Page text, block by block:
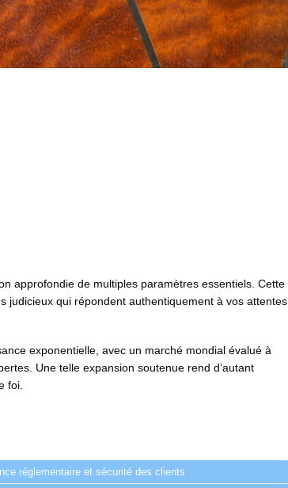
approfondie de multiples paramètres essentiels. Cette
judicieux qui répondent authentiquement à vos attentes
exponentielle, avec un marché mondial évalué à
Une telle expansion soutenue rend d’autant
foi.
réglementaire et sécurité des clients